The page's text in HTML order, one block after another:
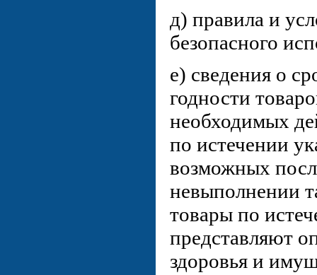
д) правила и
безопасного
е) сведения о
годности
необходимых
по истечении
возможных
невыполнении
товары по
представляют
здоровья и